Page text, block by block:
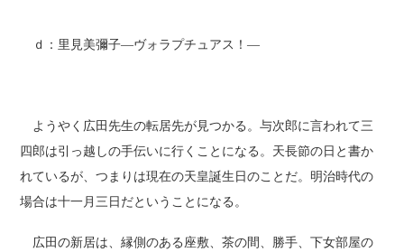
ｄ：里見美彌子―ヴォラプチュアス！―
ようやく広田先生の転居先が見つかる。与次郎に言われて三
四郎は引っ越しの手伝いに行くことになる。天長節の日と書か
れているが、つまりは現在の天皇誕生日のことだ。明治時代の
場合は十一月三日だということになる。
広田の新居は、縁側のある座敷、茶の間、勝手、下女部屋の